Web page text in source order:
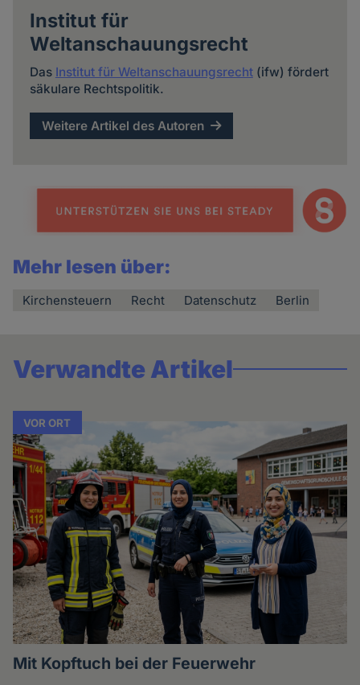
Institut für
Weltanschauungsrecht
Das Institut für Weltanschauungsrecht(ifw) fördert
säkulare Rechtspolitik.
Weitere Artikel des Autoren
Mehr lesen über:
Kirchensteuern Recht Datenschutz Berlin
Verwandte Artikel
VOR ORT
Mit Kopftuch bei der Feuerwehr